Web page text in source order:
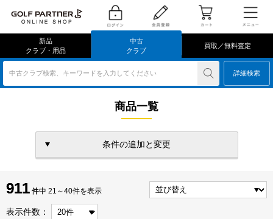
新品
クラブ・用品
中古
クラブ
買取／無料査定
中古クラブ検索、キーワードを入力してください 詳細検索
商品一覧
条件の追加と変更
911 件
911 件中 21～40件を表示
表示件数：